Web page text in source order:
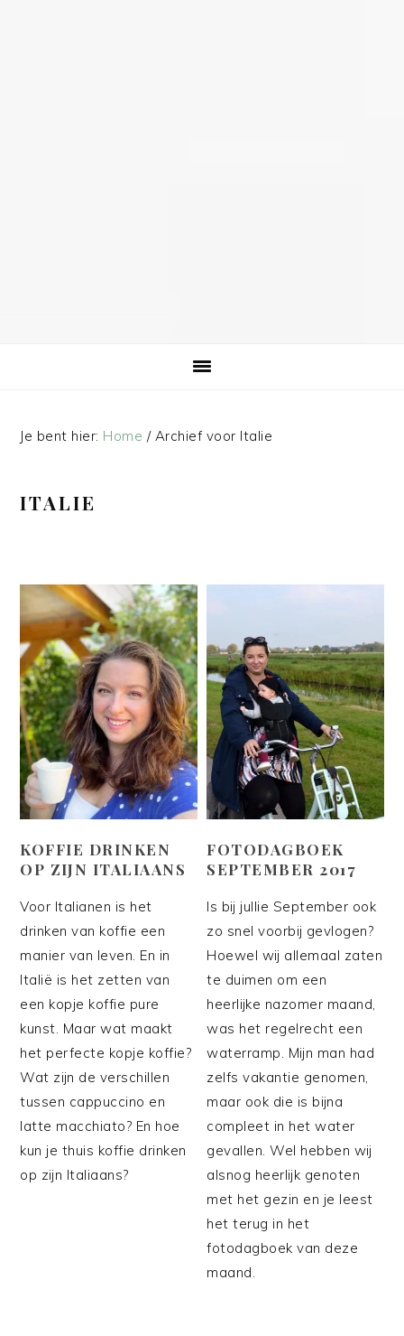
Je bent hier: Home /Archief voor Italie
ITALIE
KOFFIE DRINKEN
OP ZIJN ITALIAANS
Voor Italianen is het
drinken van koffie een
manier van leven. En in
Italië is het zetten van
een kopje koffie pure
kunst. Maar wat maakt
het perfecte kopje koffie?
Wat zijn de verschillen
tussen cappuccino en
latte macchiato? En hoe
kun je thuis koffie drinken
op zijn Italiaans?
FOTODAGBOEK
SEPTEMBER 2017
Is bij jullie September ook
zo snel voorbij gevlogen?
Hoewel wij allemaal zaten
te duimen om een
heerlijke nazomer maand,
was het regelrecht een
waterramp. Mijn man had
zelfs vakantie genomen,
maar ook die is bijna
compleet in het water
gevallen. Wel hebben wij
alsnog heerlijk genoten
met het gezin en je leest
het terug in het
fotodagboek van deze
maand.